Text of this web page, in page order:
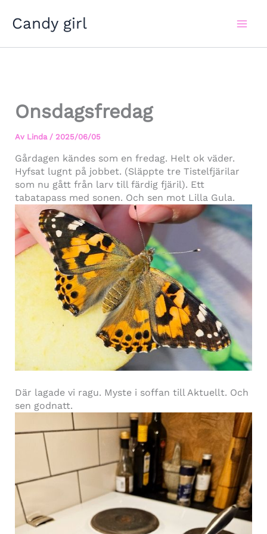
Candy girl
Onsdagsfredag
Av Linda / 2025/06/05
Gårdagen kändes som en fredag. Helt ok väder.
Hyfsat lugnt på jobbet. (Släppte tre Tistelfjärilar
som nu gått från larv till färdig fjäril). Ett
tabatapass med sonen. Och sen mot Lilla Gula.
Där lagade vi ragu. Myste i soffan till Aktuellt. Och
sen godnatt.